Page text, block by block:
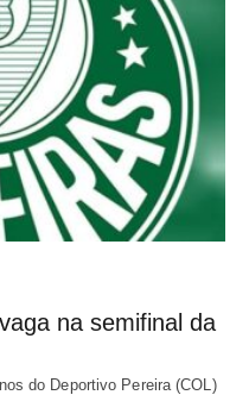
na semifinal da
do Deportivo Pereira (COL)